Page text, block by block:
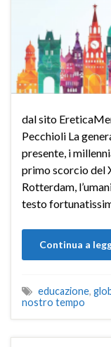
dal sito
Pecchioli La
presente, i
primo scorcio del
Rotterdam,
testo
Continua a
educazione,
nostro tempo